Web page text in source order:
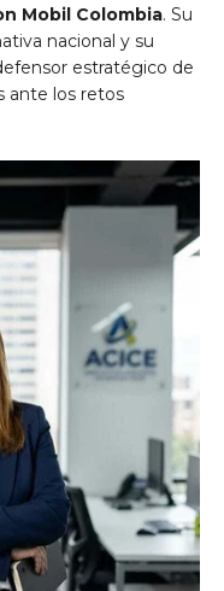
Mobil Colombia. Su
nacional y su
estratégico de
ante los retos